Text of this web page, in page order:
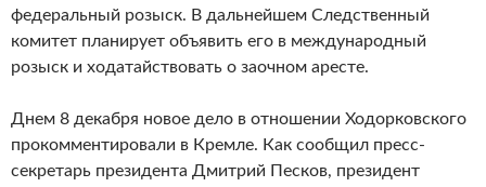
федеральный розыск. В дальнейшем Следственный
комитет планирует объявить его в международный
розыск и ходатайствовать о заочном аресте.
Днем 8 декабря новое дело в отношении Ходорковского
прокомментировали в Кремле. Как сообщил пресс-
секретарь президента Дмитрий Песков, президент